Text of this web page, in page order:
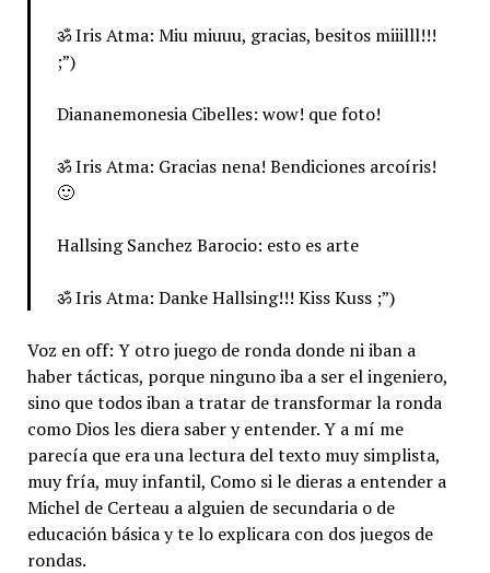
ॐ Iris Atma: Miu miuuu, gracias, besitos miiilll!!!
;”)
Diananemonesia Cibelles: wow! que foto!
ॐ Iris Atma: Gracias nena! Bendiciones arcoíris!
🙂
Hallsing Sanchez Barocio: esto es arte
ॐ Iris Atma: Danke Hallsing!!! Kiss Kuss ;”)
Voz en off: Y otro juego de ronda donde ni iban a
haber tácticas, porque ninguno iba a ser el ingeniero,
sino que todos iban a tratar de transformar la ronda
como Dios les diera saber y entender. Y a mí me
parecía que era una lectura del texto muy simplista,
muy fría, muy infantil, Como si le dieras a entender a
Michel de Certeau a alguien de secundaria o de
educación básica y te lo explicara con dos juegos de
rondas.